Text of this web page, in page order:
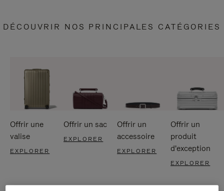
DÉCOUVRIR NOS PRINCIPALES CATÉGORIES
Offrir une
valise
EXPLORER
Offrir un sac
EXPLORER
Offrir un
accessoire
EXPLORER
Offrir un
produit
d'exception
EXPLORER